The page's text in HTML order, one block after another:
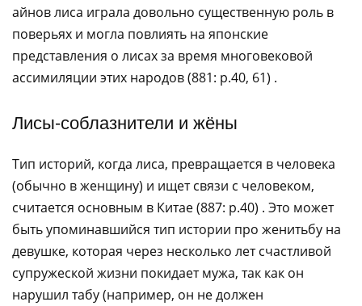
айнов лиса играла довольно существенную роль в
поверьях и могла повлиять на японские
представления о лисах за время многовековой
ассимиляции этих народов (881: p.40, 61) .​‌‌​‌‌​ ​‌​‌‌‌‌ ​​​‌​‌ ​​‌‌​​ ​​‌‌‌​ ​‌​​​‌ ​​‌‌‌​ ​​​‌‌‌ ​​‌​‌​ ​‌​​​‌ ​​‌‌‌​ ​​‌‌‌‌ ​‌​​​‌ ​​‌​‌​ ​​‌​‌‌ ​‌​​‌‌ ​‌​‌​‌​ ​‌‌​‌‌​ ​‌‌‌​‌‌ ​​‌‌‌‌
Лисы-соблазнители и жёны
Тип историй, когда лиса, превращается в человека
(обычно в женщину) и ищет связи с человеком,
считается основным в Китае (887: p.40) . Это может
быть упоминавшийся тип истории про женитьбу на
девушке, которая через несколько лет счастливой
супружеской жизни покидает мужа, так как он
нарушил табу (например, он не должен